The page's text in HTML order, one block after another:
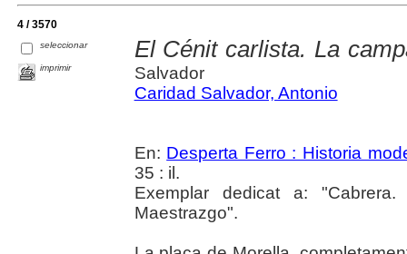
4 / 3570
seleccionar
imprimir
El Cénit carlista. La
Salvador
Caridad Salvador, Antonio
En: Desperta Ferro : Historia
35 : il.
Exemplar dedicat a:
Maestrazgo".